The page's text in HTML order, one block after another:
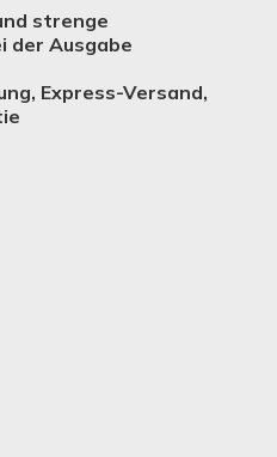
strenge
der Ausgabe
Express-Versand,